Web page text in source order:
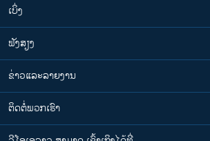
ເບິ່ງ
ຟັງສຽງ
ຂ່າວແລະລາຍງານ
ຕິດຕໍ່ພວກເຮົາ